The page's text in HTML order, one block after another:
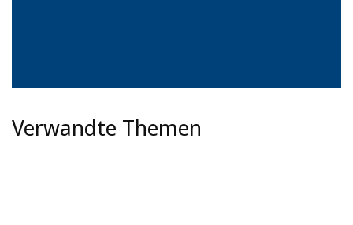
Verwandte Themen